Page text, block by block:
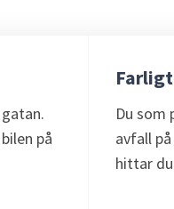
på
Du som
avfall
hittar